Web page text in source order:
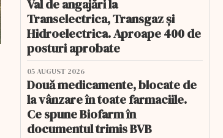
Val de angajări la
Transelectrica, Transgaz și
Hidroelectrica. Aproape 400 de
posturi aprobate
05 AUGUST 2026
Două medicamente, blocate de
la vânzare în toate farmaciile.
Ce spune Biofarm în
documentul trimis BVB